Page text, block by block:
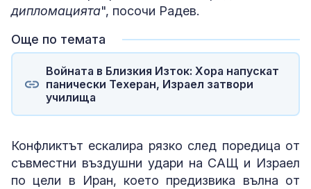
дипломацията", посочи Радев.
Още по темата
Войната в Близкия Изток: Хора напускат
панически Техеран, Израел затвори
училища
Конфликтът ескалира рязко след поредица от
съвместни въздушни удари на САЩ и Израел
по цели в Иран, което предизвика вълна от